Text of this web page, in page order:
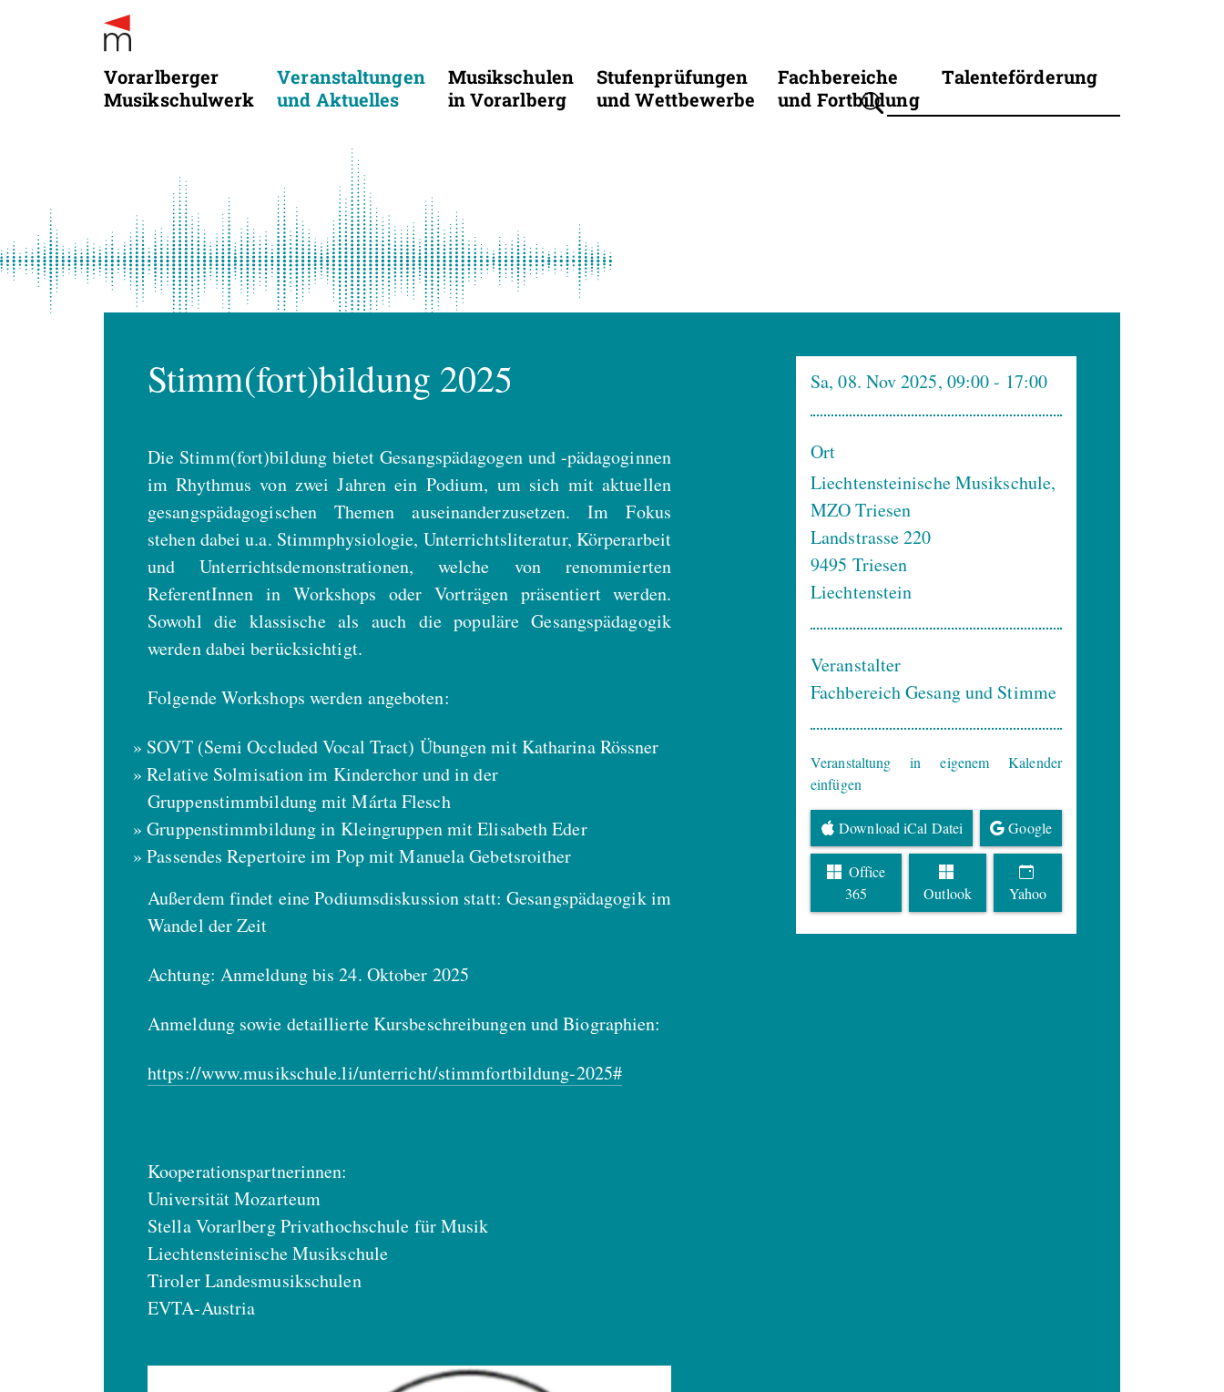
Vorarlberger
Musikschulwerk
Veranstaltungen
und Aktuelles
Musikschulen
in Vorarlberg
Stufenprüfungen
und Wettbewerbe
Fachbereiche
und Fortbildung
Talenteförderung
Suchbegriff eingeben
Stimm(fort)bildung 2025
Die Stimm(fort)bildung bietet Gesangspädagogen und -pädagoginnen
im Rhythmus von zwei Jahren ein Podium, um sich mit aktuellen
gesangspädagogischen Themen auseinanderzusetzen. Im Fokus
stehen dabei u.a. Stimmphysiologie, Unterrichtsliteratur, Körperarbeit
und Unterrichtsdemonstrationen, welche von renommierten
ReferentInnen in Workshops oder Vorträgen präsentiert werden.
Sowohl die klassische als auch die populäre Gesangspädagogik
werden dabei berücksichtigt.
Folgende Workshops werden angeboten:
SOVT (Semi Occluded Vocal Tract) Übungen mit Katharina Rössner
Relative Solmisation im Kinderchor und in der
Gruppenstimmbildung mit Márta Flesch
Gruppenstimmbildung in Kleingruppen mit Elisabeth Eder
Passendes Repertoire im Pop mit Manuela Gebetsroither
Außerdem findet eine Podiumsdiskussion statt: Gesangspädagogik im
Wandel der Zeit
Achtung: Anmeldung bis 24. Oktober 2025
Anmeldung sowie detaillierte Kursbeschreibungen und Biographien:
https://www.musikschule.li/unterricht/stimmfortbildung-2025#
Kooperationspartnerinnen:
Universität Mozarteum
Stella Vorarlberg Privathochschule für Musik
Liechtensteinische Musikschule
Tiroler Landesmusikschulen
EVTA-Austria
Sa, 08. Nov 2025, 09:00- 17:00
Ort
Liechtensteinische Musikschule,
MZO Triesen
Landstrasse 220
9495 Triesen
Liechtenstein
Veranstalter
Fachbereich Gesang und Stimme
Veranstaltung in eigenem Kalender
einfügen
Download iCal Datei Google
Office
365
Outlook Yahoo